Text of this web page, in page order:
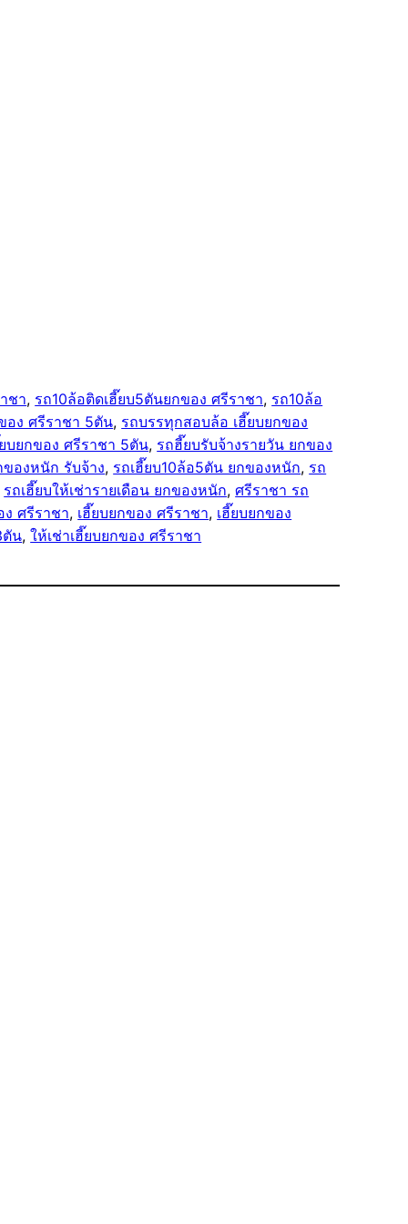
ชา, รถ10ล้อติดเฮี๊ยบ5ตันยกของ ศรีราชา, รถ10ล้อ
อง ศรีราชา 5ตัน, รถบรรทุกสอบล้อ เฮี๊ยบยกของ
บยกของ ศรีราชา 5ตัน, รถฮี๊ยบรับจ้างรายวัน ยกของ
ของหนัก รับจ้าง, รถเฮี๊ยบ10ล้อ5ตัน ยกของหนัก, รถ
รถเฮี๊ยบให้เช่ารายเดือน ยกของหนัก, ศรีราชา รถ
ศรีราชา, เฮี๊ยบยกของ ศรีราชา, เฮี๊ยบยกของ
ตัน, ให้เช่าเฮี๊ยบยกของ ศรีราชา